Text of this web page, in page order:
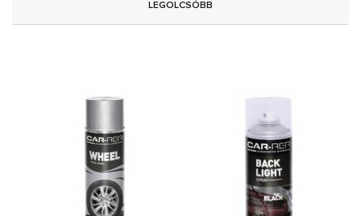
LEGOLCSÓBB